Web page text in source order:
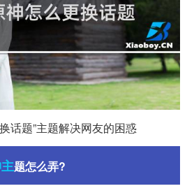
话题”主题解决网友的困惑
题怎么弄?